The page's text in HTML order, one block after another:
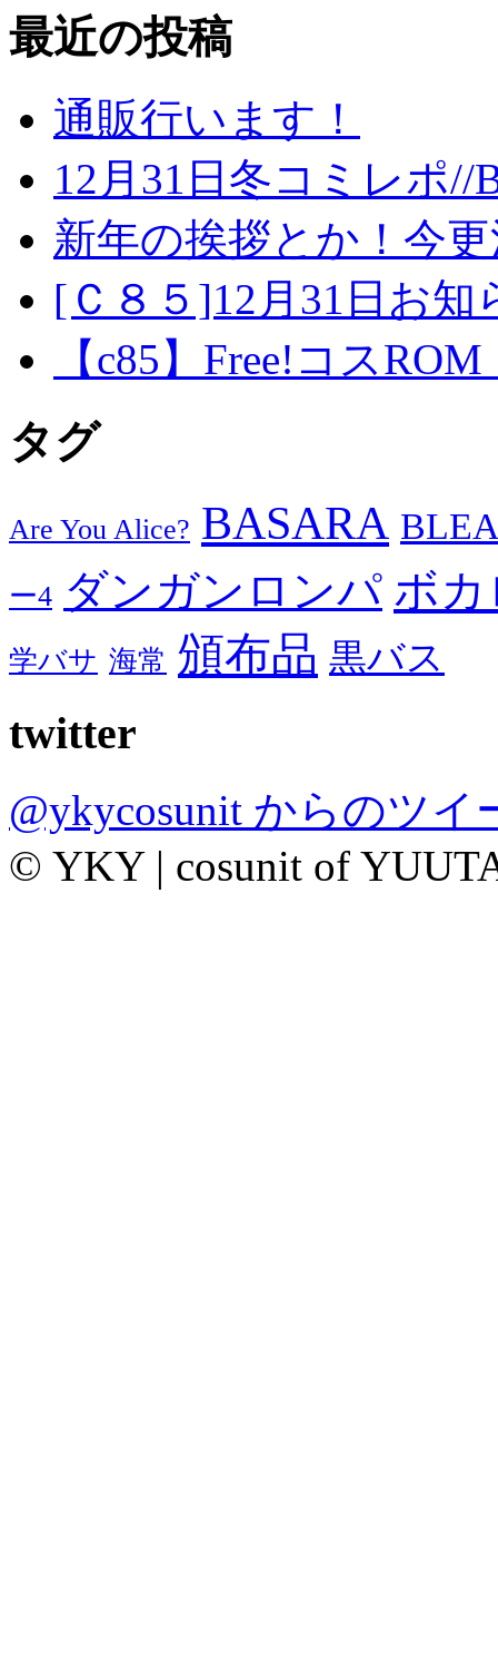
最近の投稿
通販行います！
12月31日冬コミレポ//
新年の挨拶とか！今
[Ｃ８５]12月31日お知
【c85】Free!コス
タグ
Are You Alice? BASARA
ー4 ダンガンロンパ ボカ
学バサ 海常 頒布品 黒バス
twitter
@ykycosunit からのツイ
© YKY | cosunit of